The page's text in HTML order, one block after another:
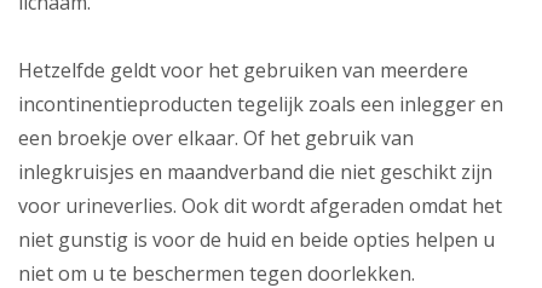
Hetzelfde geldt voor het gebruiken van meerdere
incontinentieproducten tegelijk zoals een inlegger en
een broekje over elkaar. Of het gebruik van
inlegkruisjes en maandverband die niet geschikt zijn
voor urineverlies. Ook dit wordt afgeraden omdat het
niet gunstig is voor de huid en beide opties helpen u
niet om u te beschermen tegen doorlekken.